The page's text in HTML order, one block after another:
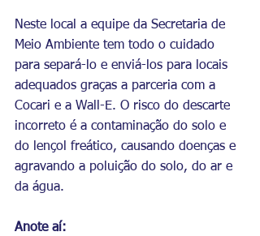
Neste local a equipe da Secretaria de
Meio Ambiente tem todo o cuidado
para separá-lo e enviá-los para locais
adequados graças a parceria com a
Cocari e a Wall-E. O risco do descarte
incorreto é a contaminação do solo e
do lençol freático, causando doenças e
agravando a poluição do solo, do ar e
da água.
Anote aí: